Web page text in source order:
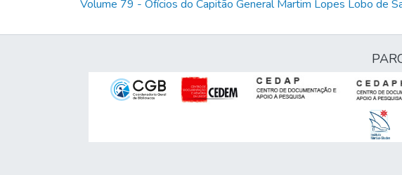
Volume 79 - Ofícios do Capitão General Martim Lopes Lobo de